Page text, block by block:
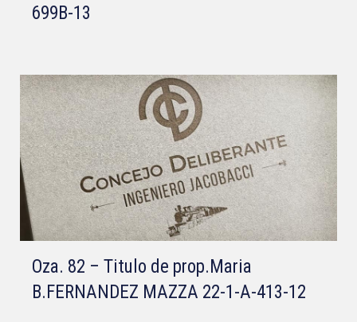
699B-13
Oza. 82 – Titulo de prop.Maria
B.FERNANDEZ MAZZA 22-1-A-413-12